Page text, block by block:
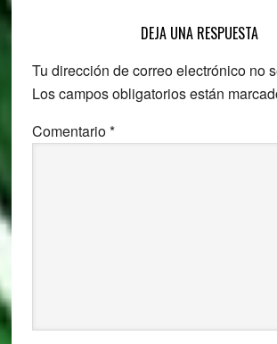
Interactions
DEJA UNA RESPUESTA
Tu dirección de correo electrónico no
Los campos obligatorios están
Comentario*